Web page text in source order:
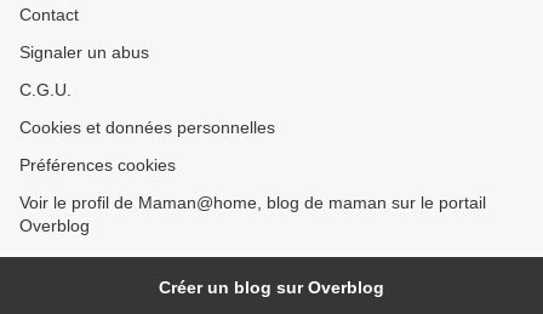
Contact
Signaler un abus
C.G.U.
Cookies et données personnelles
Préférences cookies
Voir le profil de Maman@home, blog de maman sur le portail
Overblog
Créer un blog sur Overblog